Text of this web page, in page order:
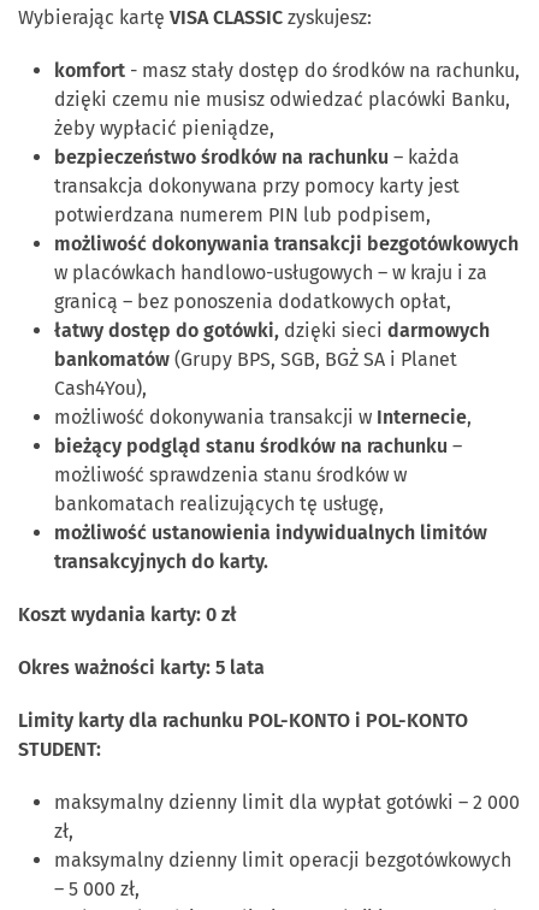
Wybierając kartę VISA CLASSIC zyskujesz:
komfort - masz stały dostęp do środków na rachunku,
dzięki czemu nie musisz odwiedzać placówki Banku,
żeby wypłacić pieniądze,
bezpieczeństwo środków na rachunku – każda
transakcja dokonywana przy pomocy karty jest
potwierdzana numerem PIN lub podpisem,
możliwość dokonywania transakcji bezgotówkowych
w placówkach handlowo-usługowych – w kraju i za
granicą – bez ponoszenia dodatkowych opłat,
łatwy dostęp do gotówki, dzięki sieci darmowych
bankomatów (Grupy BPS, SGB, BGŻ SA i Planet
Cash4You),
możliwość dokonywania transakcji w Internecie,
bieżący podgląd stanu środków na rachunku –
możliwość sprawdzenia stanu środków w
bankomatach realizujących tę usługę,
możliwość ustanowienia indywidualnych limitów
transakcyjnych do karty.
Koszt wydania karty: 0 zł
Okres ważności karty: 5 lata
Limity karty dla rachunku POL-KONTO i POL-KONTO
STUDENT:
maksymalny dzienny limit dla wypłat gotówki – 2 000
zł,
maksymalny dzienny limit operacji bezgotówkowych
– 5 000 zł,